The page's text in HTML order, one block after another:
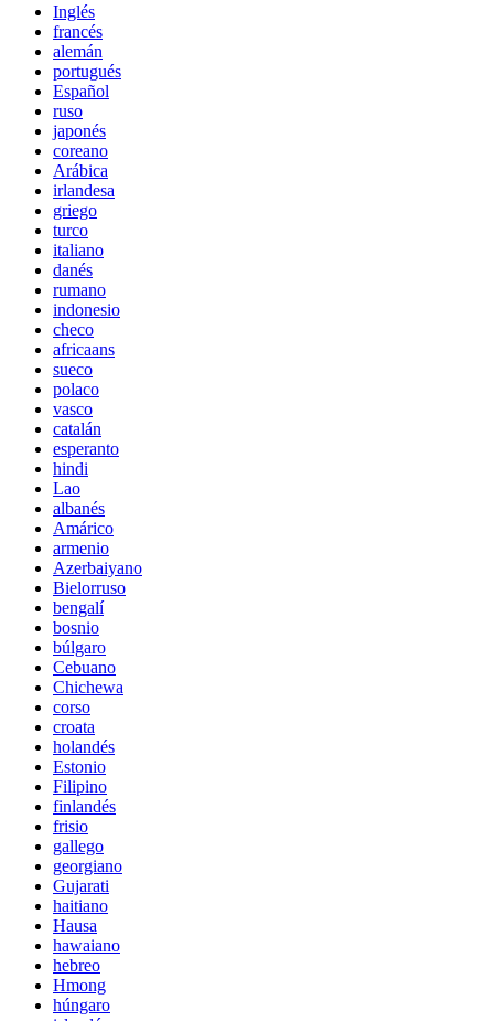
Inglés
francés
alemán
portugués
Español
ruso
japonés
coreano
Arábica
irlandesa
griego
turco
italiano
danés
rumano
indonesio
checo
africaans
sueco
polaco
vasco
catalán
esperanto
hindi
Lao
albanés
Amárico
armenio
Azerbaiyano
Bielorruso
bengalí
bosnio
búlgaro
Cebuano
Chichewa
corso
croata
holandés
Estonio
Filipino
finlandés
frisio
gallego
georgiano
Gujarati
haitiano
Hausa
hawaiano
hebreo
Hmong
húngaro